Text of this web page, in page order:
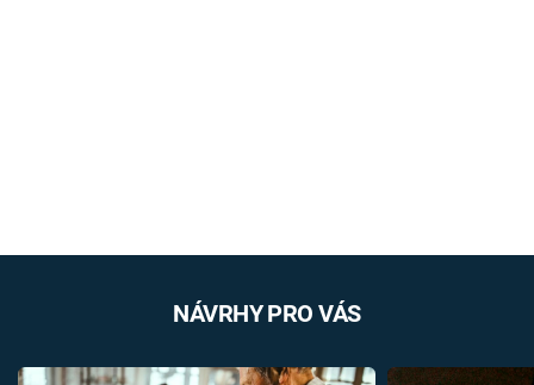
NÁVRHY PRO VÁS